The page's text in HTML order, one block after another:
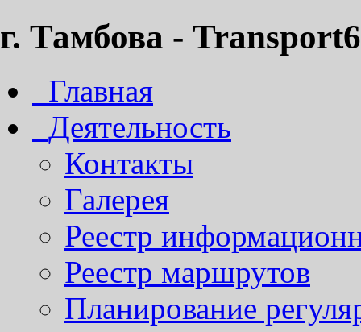
г. Тамбова -
Главная
Деятельность
Контакты
Галерея
Реестр
Реестр маршрутов
Планирование